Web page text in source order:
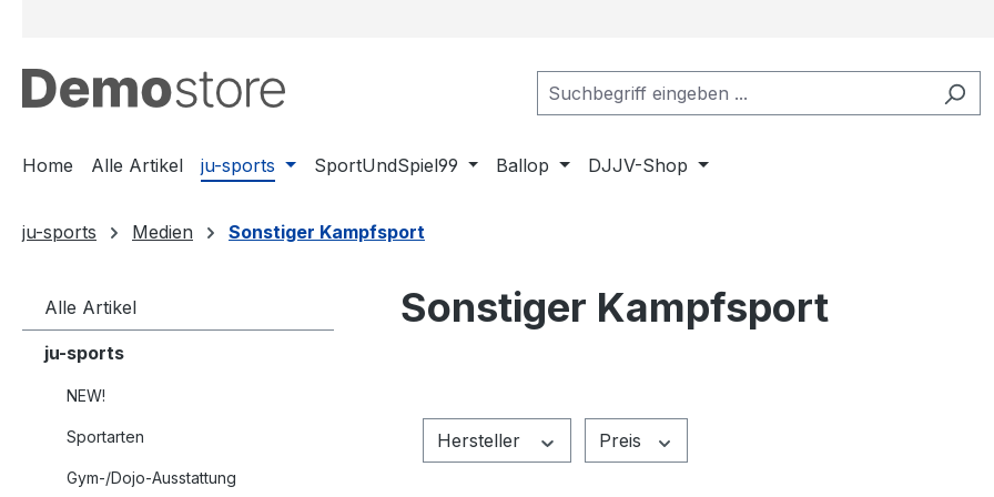
Home Alle Artikel ju-sports SportUndSpiel99 Ballop DJJV-Shop
ju-sports Medien Sonstiger Kampfsport
Alle Artikel
ju-sports
NEW!
Sportarten
Gym-/Dojo-Ausstattung
Sonstiger Kampfsport
Hersteller Preis